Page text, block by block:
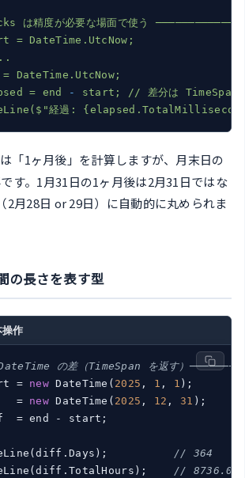
は精度が必要な場面で使う
────────────
=
DateTime.UtcNow;
=
DateTime.UtcNow;
= end - start; // 差分は TimeSpan
経過:
「1ヶ月後」を計算しますが、月末日の
す。1月31日の1ヶ月後は2月31日ではな
2月28日 or 29日）に自動的に丸められま
の長さを表す型
作
の差（TimeSpan を返す）────────
= new DateTime( 2025 , 1 , 1 );
= new DateTime( 2025 , 12 , 31 );
= end - start;
// 364
// 8736.0